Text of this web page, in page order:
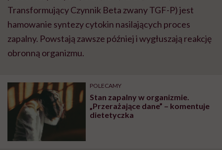
Transformujący Czynnik Beta zwany TGF-P) jest
hamowanie syntezy cytokin nasilających proces
zapalny. Powstają zawsze później i wygłuszają reakcję
obronną organizmu.
POLECAMY
Stan zapalny w organizmie.
„Przerażające dane” – komentuje
dietetyczka